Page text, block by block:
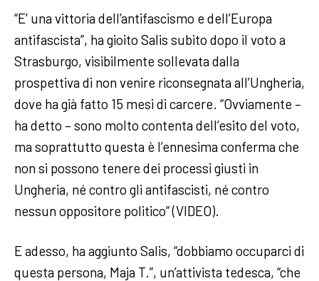
“E’ una vittoria dell’antifascismo e dell’Europa
antifascista”, ha gioito Salis subito dopo il voto a
Strasburgo, visibilmente sollevata dalla
prospettiva di non venire riconsegnata all’Ungheria,
dove ha già fatto 15 mesi di carcere. “Ovviamente –
ha detto – sono molto contenta dell’esito del voto,
ma soprattutto questa è l’ennesima conferma che
non si possono tenere dei processi giusti in
Ungheria, né contro gli antifascisti, né contro
nessun oppositore politico” (VIDEO).
E adesso, ha aggiunto Salis, “dobbiamo occuparci di
questa persona, Maja T.”, un’attivista tedesca, “che